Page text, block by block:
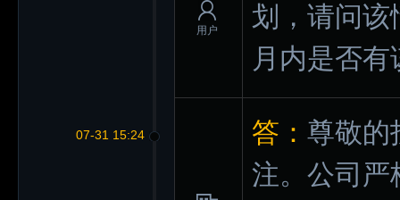
07-31 15:24
用户
划，请问该
月内是否有
答： 尊敬的
注。公司严